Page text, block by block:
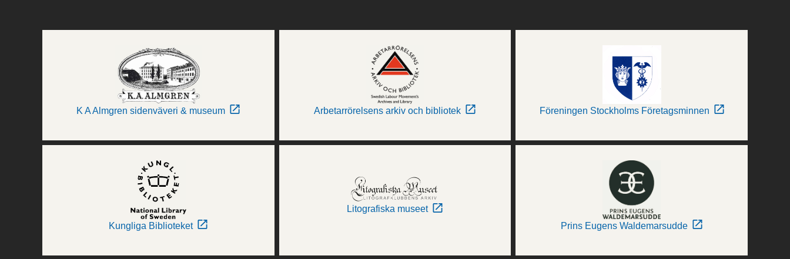
K A Almgren sidenväveri & museum Arbetarrörelsens arkiv och bibliotek Föreningen Stockholms Företagsminnen
Kungliga Biblioteket
Litografiska museet
Prins Eugens Waldemarsudde